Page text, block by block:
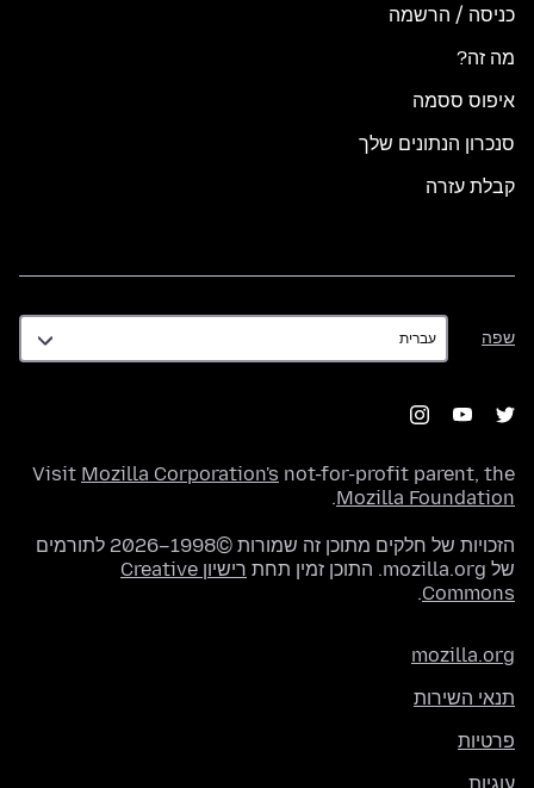
כניסה / הרשמה
מה זה?
איפוס ססמה
סנכרון הנתונים שלך
קבלת עזרה
שפה
שפה
Visit Mozilla Corporation's not-for-profit parent, the
Mozilla Foundation
.
הזכויות של חלקים מתוכן זה שמורות ©1998–2026 לתורמים
של mozilla.org. התוכן זמין תחת
רישיון Creative
Commons
.
mozilla.org
תנאי השירות
פרטיות